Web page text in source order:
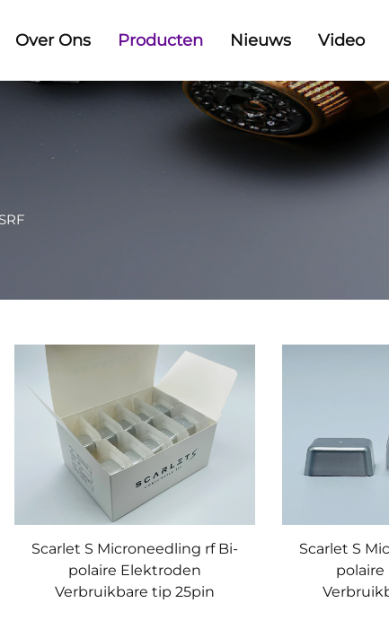
Over Ons Producten Nieuws Video
Scarlet S Microneedling rf Bi-
polaire Elektroden
Verbruikbare tip 25pin
Scarlet S